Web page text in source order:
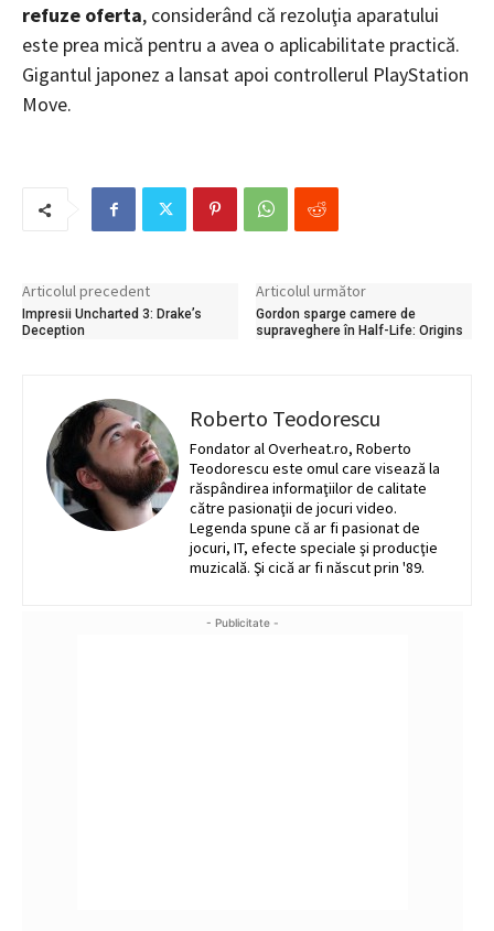
refuze oferta, considerând că rezoluţia aparatului
este prea mică pentru a avea o aplicabilitate practică.
Gigantul japonez a lansat apoi controllerul PlayStation
Move.
Articolul precedent
Impresii Uncharted 3: Drake’s
Deception
Articolul următor
Gordon sparge camere de
supraveghere în Half-Life: Origins
Roberto Teodorescu
Fondator al Overheat.ro, Roberto
Teodorescu este omul care visează la
răspândirea informaţiilor de calitate
către pasionaţii de jocuri video.
Legenda spune că ar fi pasionat de
jocuri, IT, efecte speciale şi producţie
muzicală. Şi cică ar fi născut prin '89.
- Publicitate -